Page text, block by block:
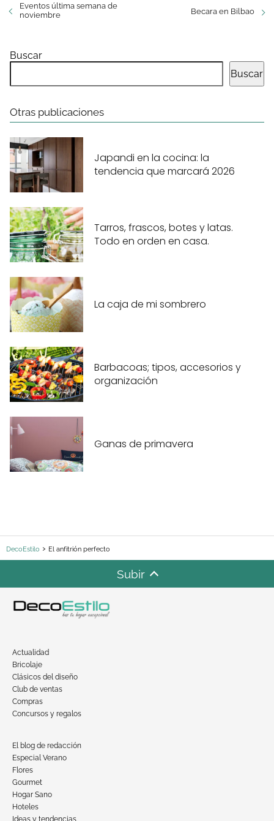
Eventos última semana de
noviembre
Becara en Bilbao
Buscar
Buscar
Otras publicaciones
Japandi en la cocina: la
tendencia que marcará 2026
Tarros, frascos, botes y latas.
Todo en orden en casa.
La caja de mi sombrero
Barbacoas; tipos, accesorios y
organización
Ganas de primavera
DecoEstilo El anfitrión perfecto
Subir
Actualidad
Bricolaje
Clásicos del diseño
Club de ventas
Compras
Concursos y regalos
El blog de redacción
Especial Verano
Flores
Gourmet
Hogar Sano
Hoteles
Ideas y tendencias